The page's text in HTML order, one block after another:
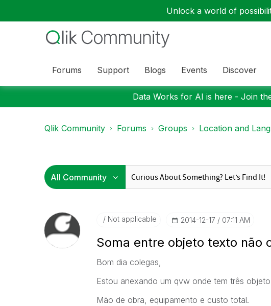
Unlock a world of
Forums Support Blogs Events Discover
Data Works for AI is here - Join
Qlik Community Forums Groups Location and
Not applicable ‎2014-12-17 07:11 AM
Soma entre objeto texto não
Bom dia colegas,
Estou anexando um qvw onde tem três
Mão de obra, equipamento e custo total.